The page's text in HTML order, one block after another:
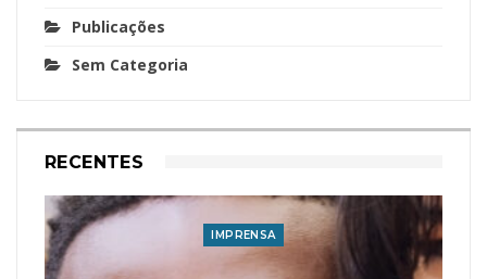
Publicações
Sem Categoria
RECENTES
IMPRENSA